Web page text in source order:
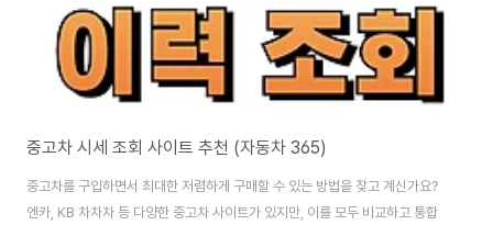
중고차 시세 조회 사이트 추천 (자동차 365)
중고차를 구입하면서 최대한 저렴하게 구매할 수 있는 방법을 찾고 계신가요?
엔카, KB 차차차 등 다양한 중고차 사이트가 있지만, 이를 모두 비교하고 통합